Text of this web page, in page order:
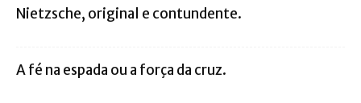
Nietzsche, original e contundente.
A fé na espada ou a força da cruz.